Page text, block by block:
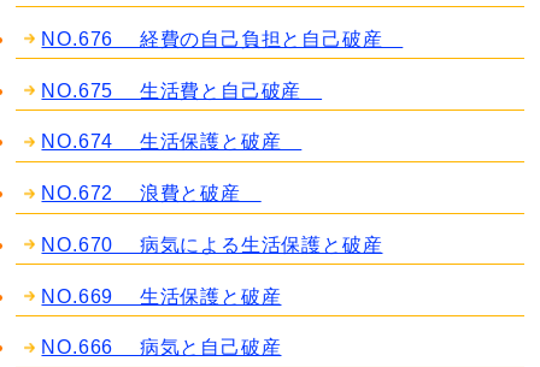
NO.676 経費の自己負担と自己破産
NO.675 生活費と自己破産
NO.674 生活保護と破産
NO.672 浪費と破産
NO.670 病気による生活保護と破産
NO.669 生活保護と破産
NO.666 病気と自己破産